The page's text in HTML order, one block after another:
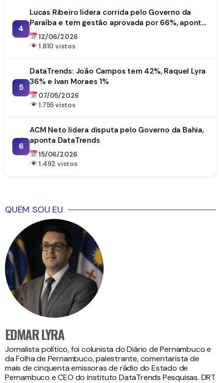
4
Lucas Ribeiro lidera corrida pelo Governo da
Paraíba e tem gestão aprovada por 66%, aponta
DataTrends
12/06/2026
1.810 vistos
5
DataTrends: João Campos tem 42%, Raquel Lyra
36% e Ivan Moraes 1%
07/05/2026
1.755 vistos
6
ACM Neto lidera disputa pelo Governo da Bahia,
aponta DataTrends
15/06/2026
1.492 vistos
QUEM SOU EU
EDMAR LYRA
Jornalista político, foi colunista do Diário de Pernambuco e
da Folha de Pernambuco, palestrante, comentarista de
mais de cinquenta emissoras de rádio do Estado de
Pernambuco e CEO do instituto DataTrends Pesquisas. DRT